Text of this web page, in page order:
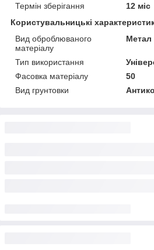
Термін зберігання
12 міс
Користувальницькі
Вид оброблюваного
матеріалу
Метал
Тип використання
Фасовка матеріалу
50
Вид грунтовки